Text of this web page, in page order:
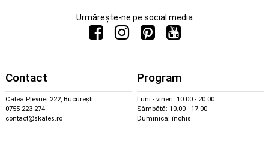
Urmărește-ne pe social media
Contact
Calea Plevnei 222, București
0755 223 274
contact@skates.ro
Program
Luni - vineri: 10.00 - 20.00
Sâmbătă: 10.00 - 17.00
Duminică: închis